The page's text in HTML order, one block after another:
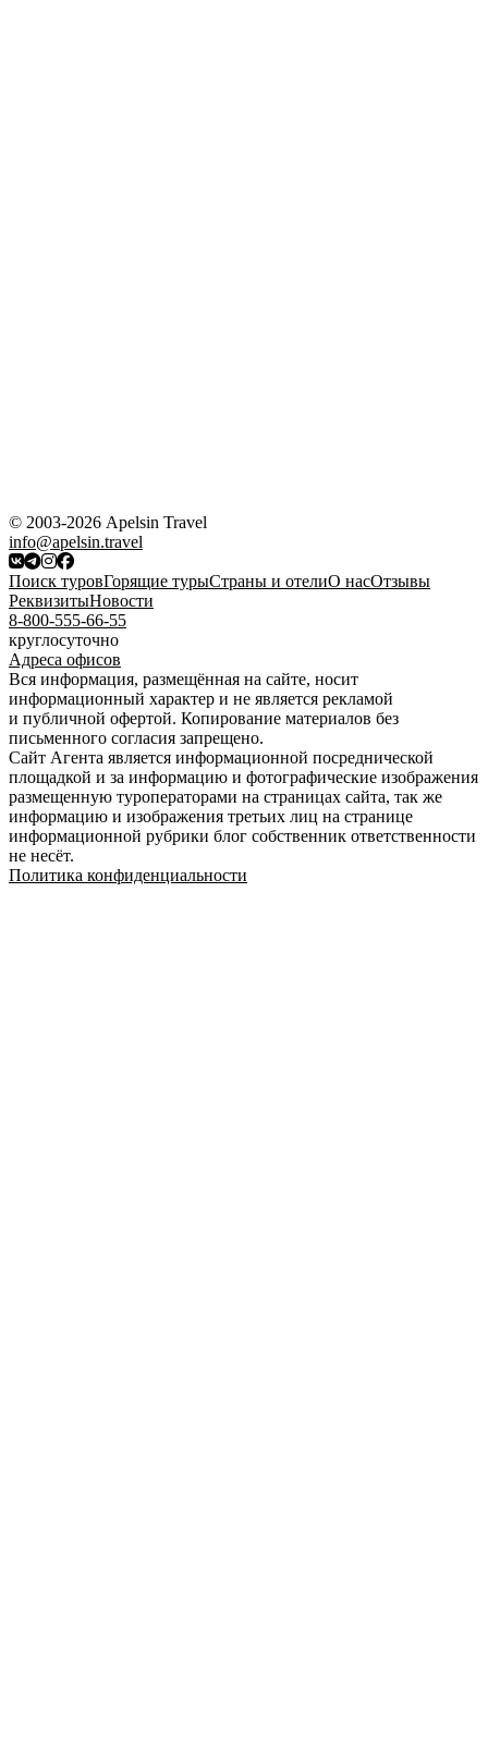
© 2003-2026 Apelsin Travel
info@apelsin.travel
Поиск туровГорящие турыСтраны и отелиО насОтзывы
РеквизитыНовости
8-800-555-66-55
круглосуточно
Адреса офисов
Вся информация, размещённая на сайте, носит
информационный характер и не является рекламой
и публичной офертой. Копирование материалов без
письменного согласия запрещено.
Сайт Агента является информационной посреднической
площадкой и за информацию и фотографические изображения
размещенную туроператорами на страницах сайта, так же
информацию и изображения третьих лиц на странице
информационной рубрики блог собственник ответственности
не несёт.
Политика конфиденциальности